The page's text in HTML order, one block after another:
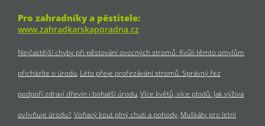
Pro zahradníky a pěstitele:
www.zahradkarskaporadna.cz
Nejčastější chyby při pěstování ovocných stromů: Kvůli těmto omylům
přicházíte o úrodu Léto přeje prořezávání stromů. Správný řez
podpoří zdraví dřevin i bohatší úrodu Více květů, více plodů: Jak výživa
ovlivňuje úrodu? Voňavý kout plný chuti a pohody Muškáty pro letní